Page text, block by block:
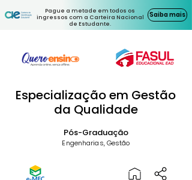
Pague a metade em todos os
ingressos com a Carteira Nacional
de Estudante.
Saiba mais
Especialização em Gestão
da Qualidade
Pós-Graduação
Engenharias, Gestão